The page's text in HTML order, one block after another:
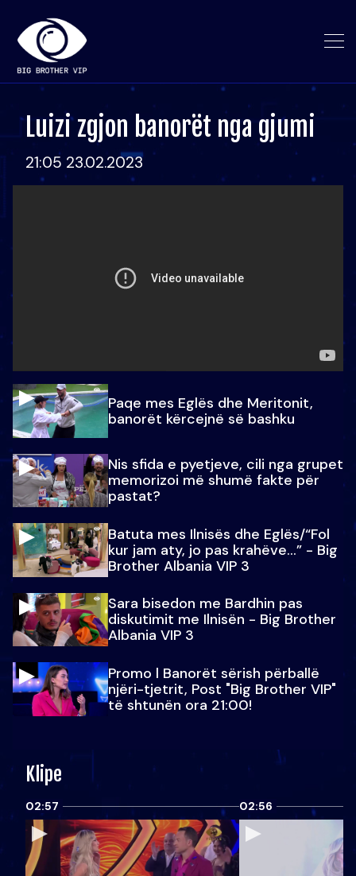
Luizi zgjon banorët nga gjumi
21:05 23.02.2023
Paqe mes Eglës dhe Meritonit,
banorët kërcejnë së bashku
Nis sfida e pyetjeve, cili nga grupet
memorizoi më shumë fakte për
pastat?
Batuta mes Ilnisës dhe Eglës/“Fol
kur jam aty, jo pas krahëve…” - Big
Brother Albania VIP 3
Sara bisedon me Bardhin pas
diskutimit me Ilnisën - Big Brother
Albania VIP 3
Promo l Banorët sërish përballë
njëri-tjetrit, Post "Big Brother VIP"
të shtunën ora 21:00!
Klipe
02:57 02:56